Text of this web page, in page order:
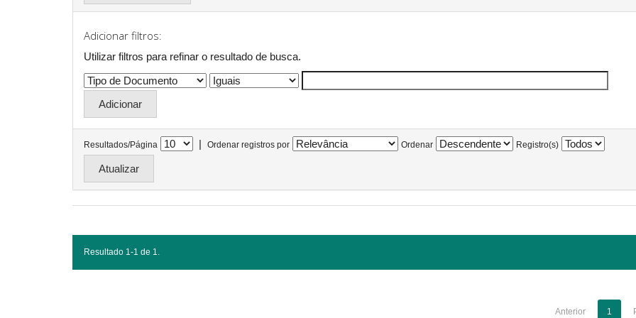
Adicionar filtros:
Utilizar filtros para refinar o resultado de busca.
Resultados/Página | Ordenar registros por Ordenar Registro(s)
Resultado 1-1 de 1.
Anterior 1